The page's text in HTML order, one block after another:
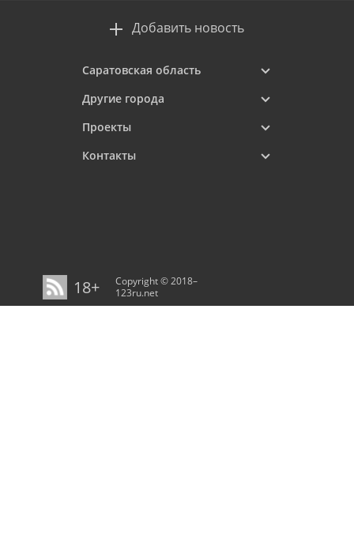
Добавить новость
Саратовская область
Другие города
Проекты
Контакты
18+
Copyright © 2018–
123ru.net